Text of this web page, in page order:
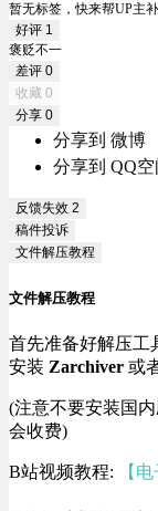
暂无标签，快来帮UP主补
好评 1
褒贬不一
差评 0
收藏 0
分享 0
分享到 微博
分享到 QQ空
反馈失效 2
稿件投诉
文件解压教程
文件解压教程
首先准备好解压工
安装 Zarchiver 或
(注意不要安装国
会收费)
B站视频教程: 【